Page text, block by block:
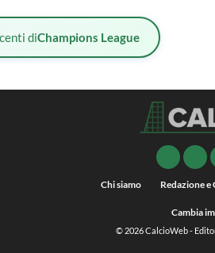
diChampions League
Chi siamo Redazione
Cambia
© 2026CalcioWeb-